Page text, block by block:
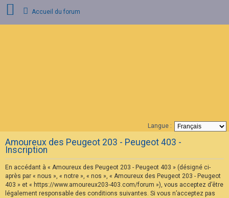
A
Q
Accueil du forum
Langue :
Amoureux des Peugeot 203 - Peugeot 403 -
Inscription
En accédant à « Amoureux des Peugeot 203 - Peugeot 403 » (désigné ci-
après par « nous », « notre », « nos », « Amoureux des Peugeot 203 - Peugeot
403 » et « https://www.amoureux203-403.com/forum »), vous acceptez d’être
légalement responsable des conditions suivantes. Si vous n’acceptez pas